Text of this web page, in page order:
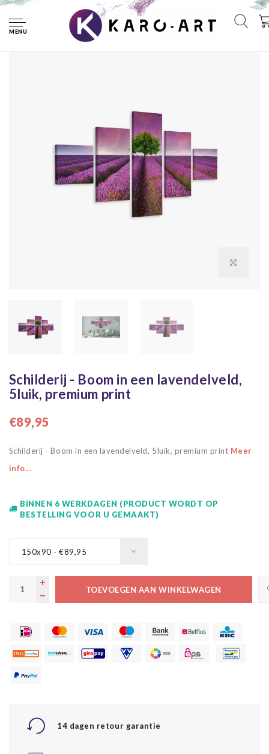
MENU
Schilderij - Boom in een lavendelveld, 5luik, premium print
Schilderij - Boom in een lavendelveld,
5luik, premium print
€89,95
Schilderij - Boom in een lavendelveld, 5luik, premium print Meer
info...
BINNEN 6 WERKDAGEN (PRODUCT WORDT OP
BESTELLING VOOR U GEMAAKT)
150x90 - €89,95
TOEVOEGEN AAN WINKELWAGEN
14 dagen retour garantie